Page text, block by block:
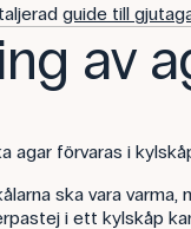
guide till
av
agar förvaras i
ska vara
i ett kylskåp